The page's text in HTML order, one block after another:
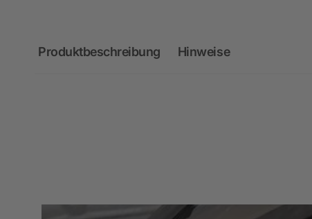
Produktbeschreibung Hinweise